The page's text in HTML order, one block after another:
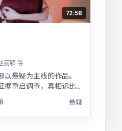
72:58
丽颖 等
以悬疑为主线的作品。
据重启调查，真相远比
腻，权谋与情感并重。悬疑